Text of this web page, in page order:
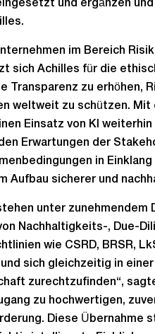
und ergänzen
im Bereich
sich Achilles für die
Transparenz zu erhöhen,
weltweit zu schützen.
Einsatz von KI
Erwartungen der
in
Aufbau sicherer und
unter zunehmendem
Nachhaltigkeits-, Due-
wie CSRD, BRSR,
sich gleichzeitig in
zurechtzufinden“,
zu hochwertigen,
Diese Übernahme